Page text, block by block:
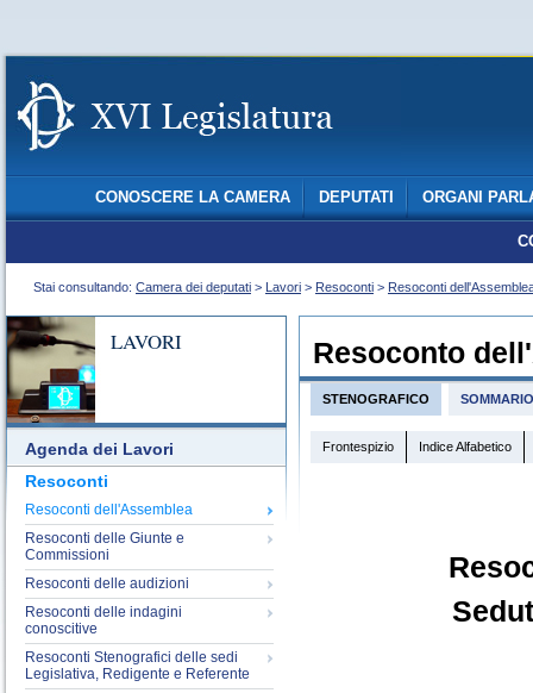
CONOSCERE LA CAMERA DEPUTATI ORGANI
Stai consultando: Camera dei deputati > Lavori > Resoconti > Resoconti
LAVORI
Agenda dei Lavori
Resoconti
Resoconti dell'Assemblea
Resoconti delle Giunte e
Commissioni
Resoconti delle audizioni
Resoconti delle indagini
conoscitive
Resoconti Stenografici delle sedi
Legislativa, Redigente e Referente
Resoconto
STENOGRAFICO SOMMARIO
Frontespizio Indice Alfabetico